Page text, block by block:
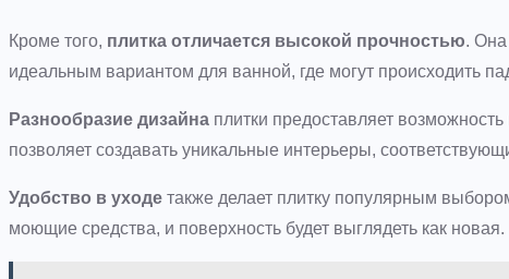
Кроме того, плитка отличается высокой прочностью. Она
идеальным вариантом для ванной, где могут происходить
Разнообразие дизайна плитки предоставляет
позволяет создавать уникальные интерьеры,
Удобство в уходе также делает плитку популярным
моющие средства, и поверхность будет выглядеть как новая.